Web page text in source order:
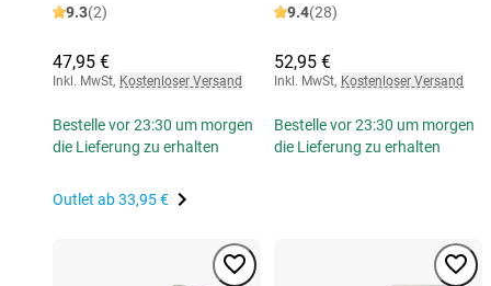
9.3(2)
47,95 €
Inkl. MwSt, Kostenloser Versand
Bestelle vor 23:30 um morgen
die Lieferung zu erhalten
Outlet ab33,95 €
9.4(28)
52,95 €
Inkl. MwSt, Kostenloser Versand
Bestelle vor 23:30 um morgen
die Lieferung zu erhalten